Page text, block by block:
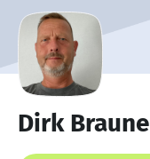
Dirk Braune